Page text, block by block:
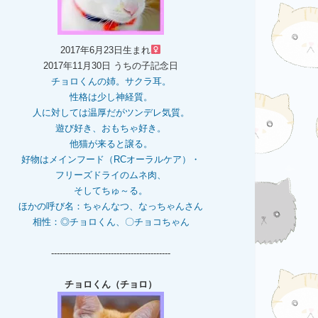
2017年6月23日生まれ
2017年11月30日 うちの子記念日
チョロくんの姉。 サクラ耳。
性格は少し神経質。
人に対しては温厚だがツンデレ気質。
遊び好き、おもちゃ好き。
他猫が来ると譲る。
好物はメインフード（RCオーラルケア）・
フリーズドライのムネ肉、
そしてちゅ～る。
ほかの呼び名：ちゃんなつ、なっちゃんさん
相性：◎チョロくん、〇チョコちゃん
------------------------------------------
チョロくん（チョロ）